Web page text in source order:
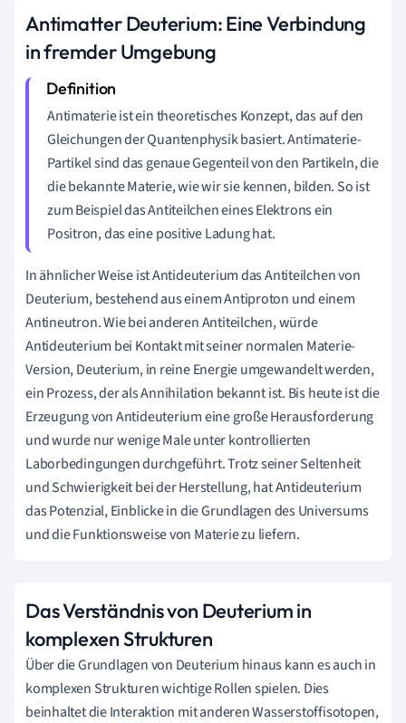
Antimatter Deuterium: Eine Verbindung
in fremder Umgebung
Antimaterie ist ein theoretisches Konzept, das auf den
Gleichungen der Quantenphysik basiert. Antimaterie-
Partikel sind das genaue Gegenteil von den Partikeln, die
die bekannte Materie, wie wir sie kennen, bilden. So ist
zum Beispiel das Antiteilchen eines Elektrons ein
Positron, das eine positive Ladung hat.
In ähnlicher Weise ist Antideuterium das Antiteilchen von
Deuterium, bestehend aus einem Antiproton und einem
Antineutron. Wie bei anderen Antiteilchen, würde
Antideuterium bei Kontakt mit seiner normalen Materie-
Version, Deuterium, in reine Energie umgewandelt werden,
ein Prozess, der als Annihilation bekannt ist. Bis heute ist die
Erzeugung von Antideuterium eine große Herausforderung
und wurde nur wenige Male unter kontrollierten
Laborbedingungen durchgeführt. Trotz seiner Seltenheit
und Schwierigkeit bei der Herstellung, hat Antideuterium
das Potenzial, Einblicke in die Grundlagen des Universums
und die Funktionsweise von Materie zu liefern.
Das Verständnis von Deuterium in
komplexen Strukturen
Über die Grundlagen von Deuterium hinaus kann es auch in
komplexen Strukturen wichtige Rollen spielen. Dies
beinhaltet die Interaktion mit anderen Wasserstoffisotopen,